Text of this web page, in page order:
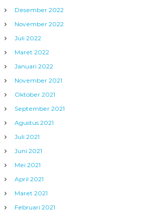
Desember 2022
November 2022
Juli 2022
Maret 2022
Januari 2022
November 2021
Oktober 2021
September 2021
Agustus 2021
Juli 2021
Juni 2021
Mei 2021
April 2021
Maret 2021
Februari 2021